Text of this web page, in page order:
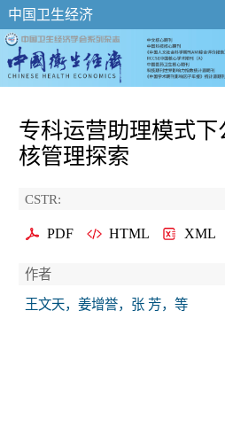
中国卫生经济
专科运营助理模式
核管理探索
CSTR:
PDF HTML XML
作者
王文天，姜增誉，张 芳，等